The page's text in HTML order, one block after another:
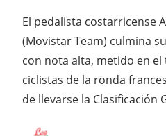
El pedalista costarricense
(Movistar Team) culmina
con nota alta, metido en
ciclistas de la ronda
de llevarse la Clasificación